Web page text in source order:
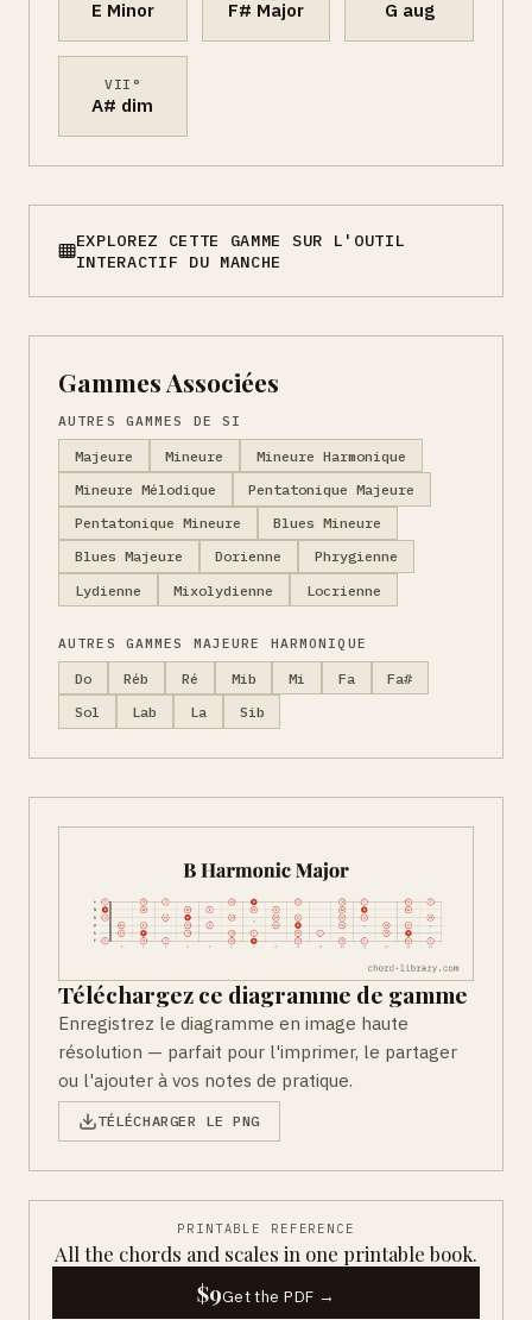
E Minor F# Major G aug
VII°
A# dim
EXPLOREZ CETTE GAMME SUR L'OUTIL
INTERACTIF DU MANCHE
Gammes Associées
AUTRES GAMMES DE SI
Majeure Mineure
Mineure Harmonique
Mineure Mélodique
Pentatonique Majeure
Pentatonique Mineure
Blues Mineure
Blues Majeure
Dorienne
Phrygienne
Lydienne
Mixolydienne Locrienne
AUTRES GAMMES MAJEURE HARMONIQUE
Do Réb Ré Mib Mi Fa
Fa#
Sol
Lab La Sib
Téléchargez ce diagramme de gamme
Enregistrez le diagramme en image haute
résolution — parfait pour l'imprimer, le partager
ou l'ajouter à vos notes de pratique.
TÉLÉCHARGER LE PNG
PRINTABLE REFERENCE
All the chords and scales in one printable book.
$9Get the PDF →